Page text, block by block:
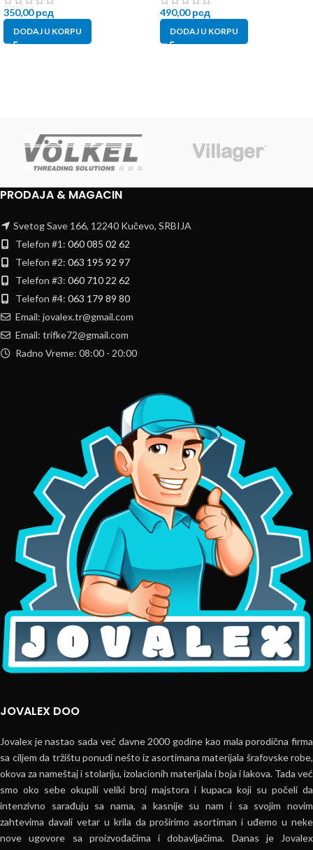
350,00рсд
DODAJ U KORPU
490,00рсд
DODAJ U KORPU
PRODAJA & MAGACIN
Svetog Save 166, 12240 Kučevo, SRBIJA
Telefon #1: 060 085 02 62
Telefon #2: 063 195 92 97
Telefon #3: 060 710 22 62
Telefon #4: 063 179 89 80
Email: jovalex.tr@gmail.com
Email: trifke72@gmail.com
Radno Vreme: 08:00 - 20:00
JOVALEX DOO
Jovalex je nastao sada već davne 2000 godine kao mala porodična firma
sa ciljem da tržištu ponudi nešto iz asortimana materijala šrafovske robe,
okova za nameštaj i stolariju, izolacionih materijala i boja i lakova. Tada već
smo oko sebe okupili veliki broj majstora i kupaca koji su počeli da
intenzivno sarađuju sa nama, a kasnije su nam i sa svojim novim
zahtevima davali vetar u krila da proširimo asortiman i uđemo u neke
nove ugovore sa proizvođačima i dobavljačima. Danas je Jovalex